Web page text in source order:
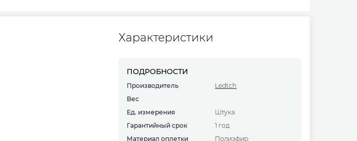
Характеристики
ПОДРОБНОСТИ
Производитель
Ledtch
Вес
Ед. измерения
Штука
Гарантийный срок
1 год
Материал оплетки
полиэфир